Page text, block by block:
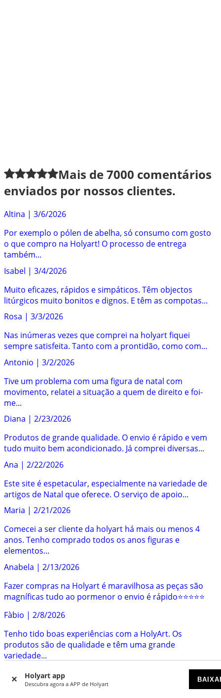
Holyart app
Descubra agora a APP de Holyart
Mais de7000 comentários
enviados por nossos clientes.
Altina | 3/6/2026
Por exemplo o pólen de abelha, só consumo com gosto
o que compro na Holyart! O processo de entrega
também...
Isabel | 3/4/2026
Muito eficazes, rápidos e simpáticos. Têm objectos
litúrgicos muito bonitos e dignos. E têm as compotas...
Rosa | 3/3/2026
Nas inúmeras vezes que comprei na holyart fiquei
sempre satisfeita. Tanto com a prontidão, como com...
Antonio | 3/2/2026
Tive um problema com uma figura de natal com
movimento, relatei a situação a quem de direito e foi-
me...
Diana | 2/23/2026
Produtos de grande qualidade. O envio é rápido e vem
tudo muito bem acondicionado. Já comprei diversas...
Ana | 2/22/2026
Este site é espetacular, especialmente na variedade de
artigos de Natal que oferece. O serviço de apoio...
Maria | 2/21/2026
Comecei a ser cliente da holyart há mais ou menos 4
anos. Tenho comprado todos os anos figuras e
elementos...
Anabela | 2/13/2026
Fazer compras na Holyart é maravilhosa as peças são
magníficas tudo ao pormenor o envio é rápido⭐️⭐️⭐️⭐️⭐️
Fàbio | 2/8/2026
Tenho tido boas experiências com a HolyArt. Os
produtos são de qualidade e têm uma grande
variedade...
|2/5/2026
Experiência muito boa, a encomenda foi fácil de fazer e